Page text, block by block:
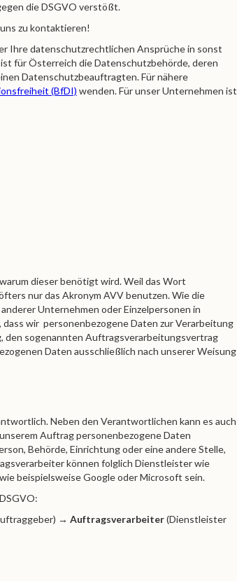
die DSGVO verstößt.
zu kontaktieren!
Ihre datenschutzrechtlichen Ansprüche in sonst
für Österreich die Datenschutzbehörde, deren
Datenschutzbeauftragten. Für nähere
(BfDI) wenden. Für unser Unternehmen ist
dieser benötigt wird. Weil das Wort
nur das Akronym AVV benutzen. Wie die
Unternehmen oder Einzelpersonen in
wir personenbezogene Daten zur Verarbeitung
den sogenannten Auftragsverarbeitungsvertrag
Daten ausschließlich nach unserer Weisung
Neben den Verantwortlichen kann es auch
Auftrag personenbezogene Daten
Behörde, Einrichtung oder eine andere Stelle,
können folglich Dienstleister wie
beispielsweise Google oder Microsoft sein.
→ Auftragsverarbeiter(Dienstleister